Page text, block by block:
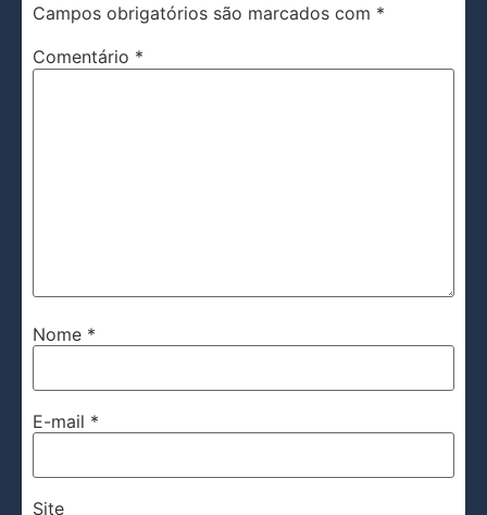
Campos obrigatórios são marcados com *
Comentário *
Nome *
E-mail *
Site